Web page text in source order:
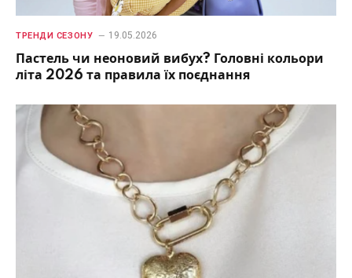
ТРЕНДИ СЕЗОНУ 19.05.2026
Пастель чи неоновий вибух? Головні кольори
літа 2026 та правила їх поєднання